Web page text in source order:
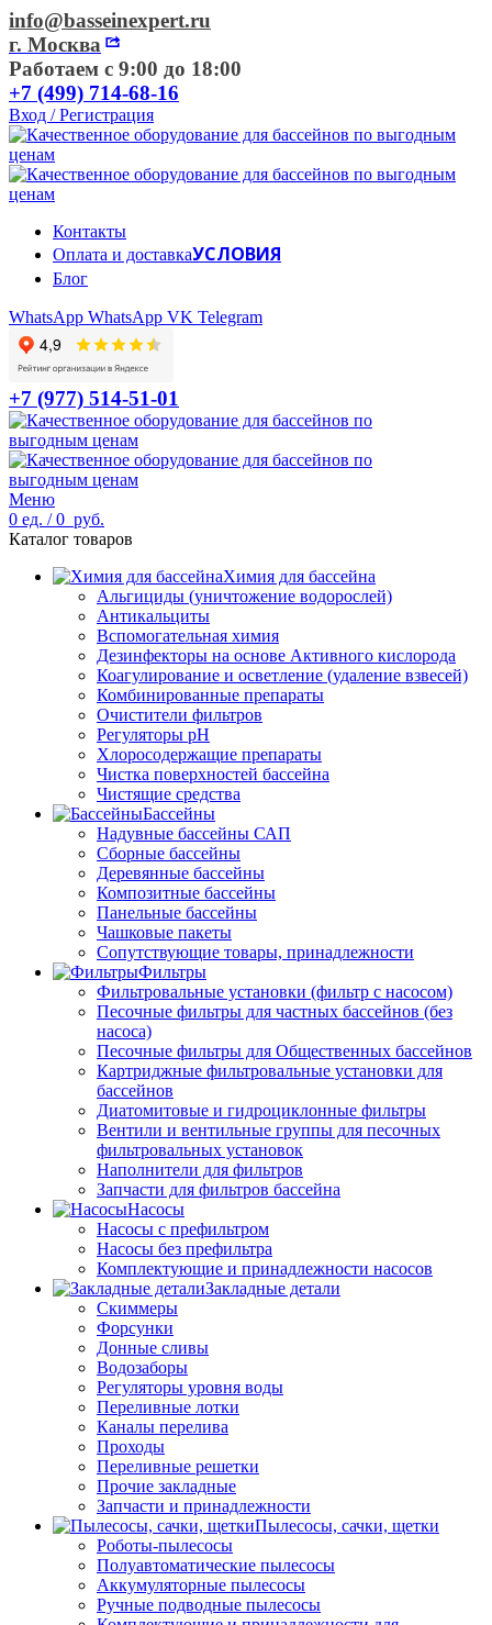
info@basseinexpert.ru
г. Москва
Работаем с 9:00 до 18:00
+7 (499) 714-68-16
Вход / Регистрация
Контакты
Оплата и доставкаУСЛОВИЯ
Блог
WhatsApp WhatsApp VK Telegram
+7 (977) 514-51-01
Меню
0 ед. / 0 руб.
Каталог товаров
Химия для бассейна
Альгициды (уничтожение водорослей)
Антикальциты
Вспомогательная химия
Дезинфекторы на основе Активного кислорода
Коагулирование и осветление (удаление взвесей)
Комбинированные препараты
Очистители фильтров
Регуляторы pH
Хлоросодержащие препараты
Чистка поверхностей бассейна
Чистящие средства
Бассейны
Надувные бассейны САП
Сборные бассейны
Деревянные бассейны
Композитные бассейны
Панельные бассейны
Чашковые пакеты
Сопутствующие товары, принадлежности
Фильтры
Фильтровальные установки (фильтр с насосом)
Песочные фильтры для частных бассейнов (без
насоса)
Песочные фильтры для Общественных бассейнов
Картриджные фильтровальные установки для
бассейнов
Диатомитовые и гидроциклонные фильтры
Вентили и вентильные группы для песочных
фильтровальных установок
Наполнители для фильтров
Запчасти для фильтров бассейна
Насосы
Насосы с префильтром
Насосы без префильтра
Комплектующие и принадлежности насосов
Закладные детали
Скиммеры
Форсунки
Донные сливы
Водозаборы
Регуляторы уровня воды
Переливные лотки
Каналы перелива
Проходы
Переливные решетки
Прочие закладные
Запчасти и принадлежности
Пылесосы, сачки, щетки
Роботы-пылесосы
Полуавтоматические пылесосы
Аккумуляторные пылесосы
Ручные подводные пылесосы